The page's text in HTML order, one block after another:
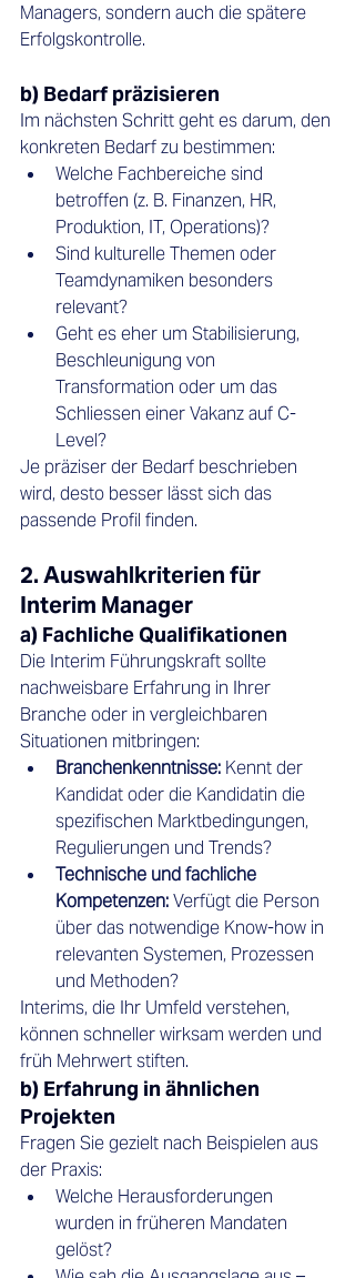
Managers, sondern auch die spätere
Erfolgskontrolle.
b) Bedarf präzisieren
Im nächsten Schritt geht es darum, den
konkreten Bedarf zu bestimmen:
Welche Fachbereiche sind
betroffen (z. B. Finanzen, HR,
Produktion, IT, Operations)?
Sind kulturelle Themen oder
Teamdynamiken besonders
relevant?
Geht es eher um Stabilisierung,
Beschleunigung von
Transformation oder um das
Schliessen einer Vakanz auf C-
Level?
Je präziser der Bedarf beschrieben
wird, desto besser lässt sich das
passende Profil finden.
2. Auswahlkriterien für
Interim Manager
a) Fachliche Qualifikationen
Die Interim Führungskraft sollte
nachweisbare Erfahrung in Ihrer
Branche oder in vergleichbaren
Situationen mitbringen:
Branchenkenntnisse: Kennt der
Kandidat oder die Kandidatin die
spezifischen Marktbedingungen,
Regulierungen und Trends?
Technische und fachliche
Kompetenzen: Verfügt die Person
über das notwendige Know-how in
relevanten Systemen, Prozessen
und Methoden?
Interims, die Ihr Umfeld verstehen,
können schneller wirksam werden und
früh Mehrwert stiften.
b) Erfahrung in ähnlichen
Projekten
Fragen Sie gezielt nach Beispielen aus
der Praxis:
Welche Herausforderungen
wurden in früheren Mandaten
gelöst?